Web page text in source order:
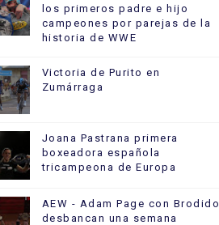
los primeros padre e hijo
campeones por parejas de la
historia de WWE
Victoria de Purito en
Zumárraga
Joana Pastrana primera
boxeadora española
tricampeona de Europa
AEW - Adam Page con Brodido
desbancan una semana